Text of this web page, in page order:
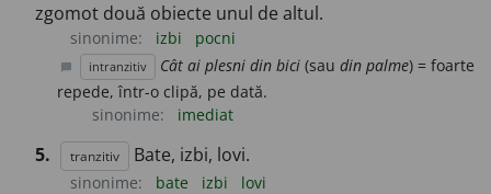
zgomot două obiecte unul de altul.
sinonime: izbi pocni
intranzitiv Cât ai plesni din bici (sau din palme) = foarte
repede, într-o clipă, pe dată.
sinonime:
imediat
5. tranzitiv Bate, izbi, lovi.
sinonime: bate izbi
lovi